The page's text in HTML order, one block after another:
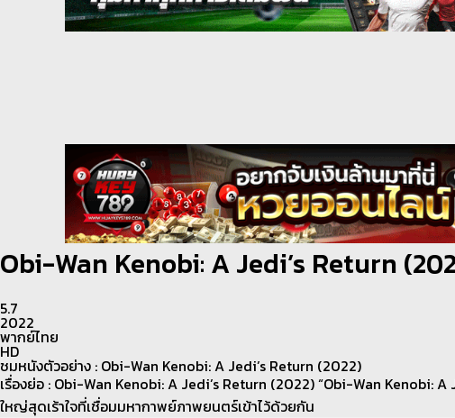
Obi-Wan Kenobi: A Jedi’s Return
5.7
2022
พากย์ไทย
HD
ชมหนังตัวอย่าง : Obi-Wan Kenobi: A Jedi’s Return (2022)
เรื่องย่อ : Obi-Wan Kenobi: A Jedi’s Return (2022) “Obi-Wan Kenobi:
ใหญ่สุดเร้าใจที่เชื่อมมหากาพย์ภาพยนตร์เข้าไว้ด้วยกัน